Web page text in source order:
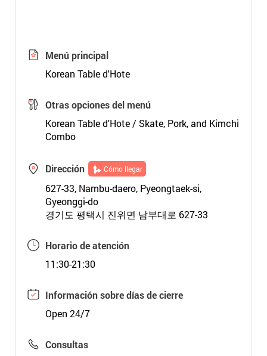
Menú principal
Korean Table d'Hote
Otras opciones del menú
Korean Table d'Hote / Skate, Pork, and Kimchi
Combo
Dirección Cómo llegar
627-33, Nambu-daero, Pyeongtaek-si,
Gyeonggi-do
경기도 평택시 진위면 남부대로 627-33
Horario de atención
11:30-21:30
Información sobre días de cierre
Open 24/7
Consultas